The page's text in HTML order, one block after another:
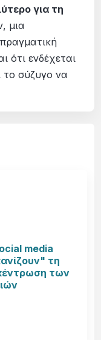
για τη
μια
ότι ενδέχεται
το σύζυγο να
media
τη
των